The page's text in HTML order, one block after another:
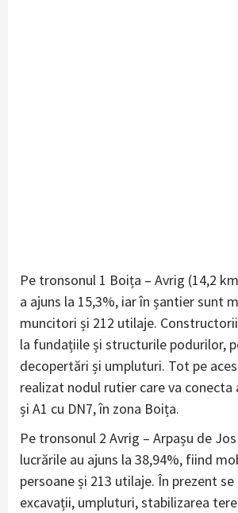
Pe tronsonul 1 Boița – Avrig (14,2
a ajuns la 15,3%, iar în șantier sunt
muncitori și 212 utilaje.
la fundațiile și structurile podurilor,
decopertări și umpluturi. Tot pe
realizat nodul rutier care va conecta
și A1 cu DN7, în zona Boița.
Pe tronsonul 2 Avrig – Arpașu de
lucrările au ajuns la 38,94%, fiind
persoane și 213 utilaje. În prezent se
excavații, umpluturi, stabilizarea